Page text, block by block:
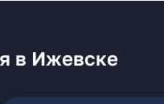
в Ижевске